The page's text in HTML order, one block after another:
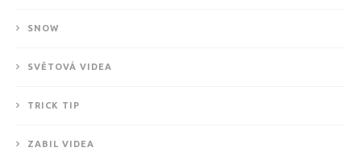
SNOW
SVĚTOVÁ VIDEA
TRICK TIP
ZABIL VIDEA